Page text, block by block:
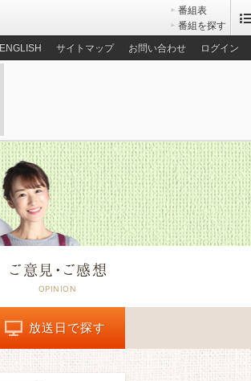
番組表
番組を探す
ENGLISH サイトマップ お問い合わせ ログイン
ご意見・ご感想
放送日で探す